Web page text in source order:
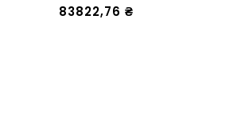
83822,76 ₴